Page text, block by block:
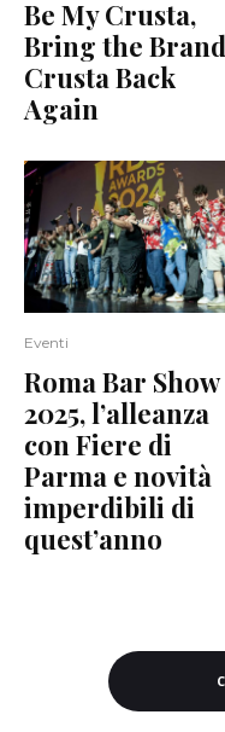
Be My Crusta,
Bring the
Crusta Back
Again
Eventi
Roma Bar Show
2025, l’alleanza
con Fiere di
Parma e novità
imperdibili di
quest’anno